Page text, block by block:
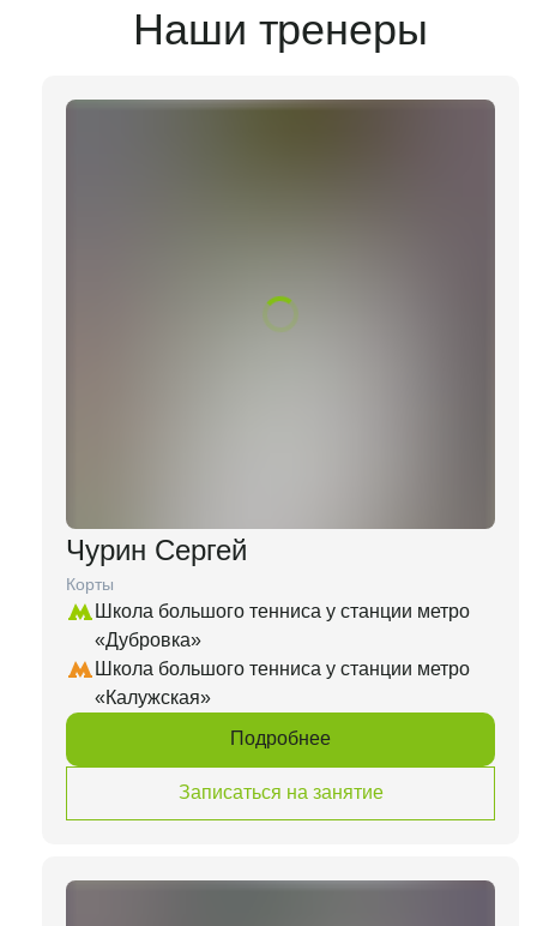
Наши тренеры
Чурин Сергей
Корты
Школа большого тенниса у станции метро
«Дубровка»
Школа большого тенниса у станции метро
«Калужская»
Подробнее
Записаться на занятие